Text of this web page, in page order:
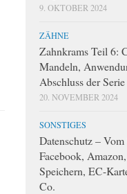
9. OKTOBER 2024
ZÄHNE
Zahnkrams Teil 6:
Mandeln,
Abschluss der Serie
20. NOVEMBER 2024
SONSTIGES
Datenschutz –
Facebook,
Speichern, EC-
Co.